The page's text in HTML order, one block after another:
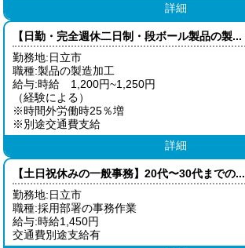
詳細
【日勤・完全週休二日制・段ボール製品の製...
勤務地:日立市
職種:製品の製造加工
給与:時給 1,200円~1,250円
（経験による）
※時間外労働時25％増
※別途交通費支給
詳細
【土日祝休みの一般事務】20代〜30代までの...
勤務地:日立市
職種:採用部署の事務作業
給与:時給1,450円
交通費別途支給有